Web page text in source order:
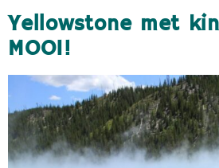
Yellowstone met
MOOI!